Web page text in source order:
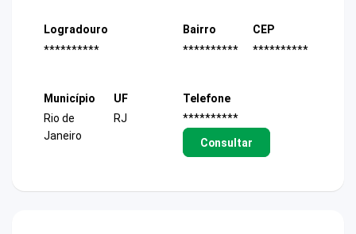
Logradouro
**********
Bairro
**********
CEP
**********
Município
Rio de
Janeiro
UF
RJ
Telefone
**********
Consultar